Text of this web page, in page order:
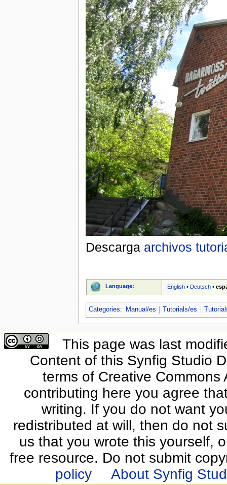
Descarga archivos
Language: English • Deutsch •
Categories: Manual/es Tutorials/es
This page was last
Content of this Synfig Studio
terms of Creative
contributing here you agree
writing. If you do not want
redistributed at will, then do not
us that you wrote this yourself,
free resource. Do not submit
policy
About Synfig